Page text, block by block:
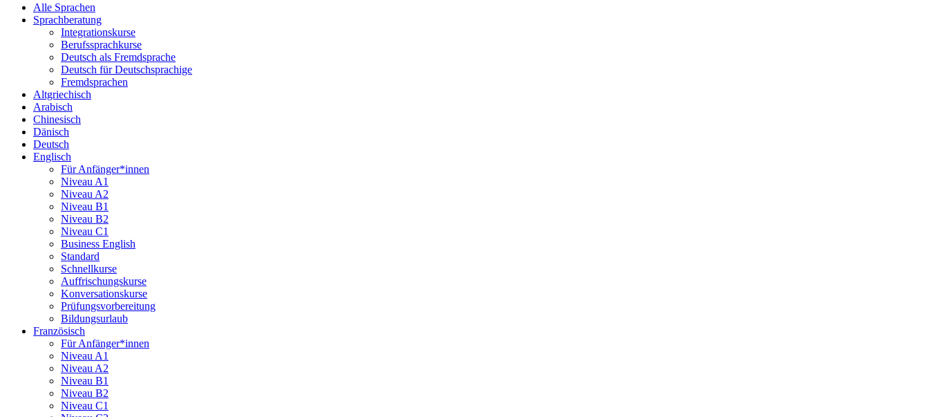
Alle Sprachen
Sprachberatung
Integrationskurse
Berufssprachkurse
Deutsch als Fremdsprache
Deutsch für Deutschsprachige
Fremdsprachen
Altgriechisch
Arabisch
Chinesisch
Dänisch
Deutsch
Englisch
Für Anfänger*innen
Niveau A1
Niveau A2
Niveau B1
Niveau B2
Niveau C1
Business English
Standard
Schnellkurse
Auffrischungskurse
Konversationskurse
Prüfungsvorbereitung
Bildungsurlaub
Französisch
Für Anfänger*innen
Niveau A1
Niveau A2
Niveau B1
Niveau B2
Niveau C1